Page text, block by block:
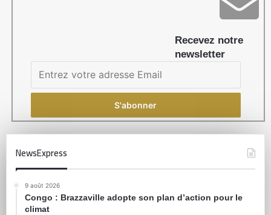
Recevez notre
newsletter
NewsExpress
9 août 2026
Congo : Brazzaville adopte son plan d’action pour le
climat